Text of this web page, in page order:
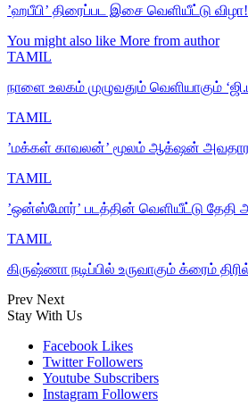
’ஹபீபி’ திரைப்பட இசை வெளியீட்டு விழா!
You might also like More from author
TAMIL
நாளை உலகம் முழுவதும் வெளியாகும்
TAMIL
’மக்கள் காவலன்’ மூலம் ஆக்‌ஷன்
TAMIL
’ஒன்ஸ்மோர்’ படத்தின் வெளியீட்டு தேதி
TAMIL
கிருஷ்ணா நடிப்பில் உருவாகும் க்ரைம்
Prev Next
Stay With Us
Facebook Likes
Twitter Followers
Youtube Subscribers
Instagram Followers